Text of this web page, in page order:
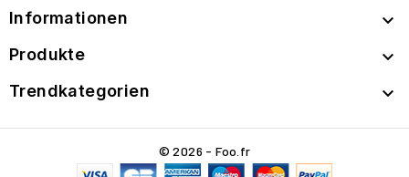
Informationen 
Produkte 
Trendkategorien 
© 2026 - Foo.fr